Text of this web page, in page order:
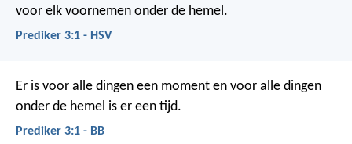
voor elk voornemen onder de hemel.
Prediker 3:1 - HSV
Er is voor alle dingen een moment en voor alle dingen
onder de hemel is er een tijd.
Prediker 3:1 - BB